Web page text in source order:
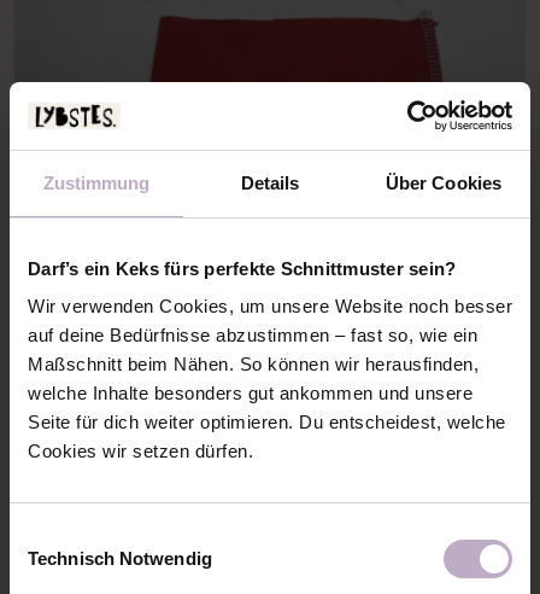
Zustimmung Details Über Cookies
Darf’s ein Keks fürs perfekte Schnittmuster sein?
Wir verwenden Cookies, um unsere Website noch besser
auf deine Bedürfnisse abzustimmen – fast so, wie ein
Maßschnitt beim Nähen. So können wir herausfinden,
welche Inhalte besonders gut ankommen und unsere
Seite für dich weiter optimieren. Du entscheidest, welche
Cookies wir setzen dürfen.
Technisch Notwendig
8. Das Halsbündchen mittig, rechts auf rechts,